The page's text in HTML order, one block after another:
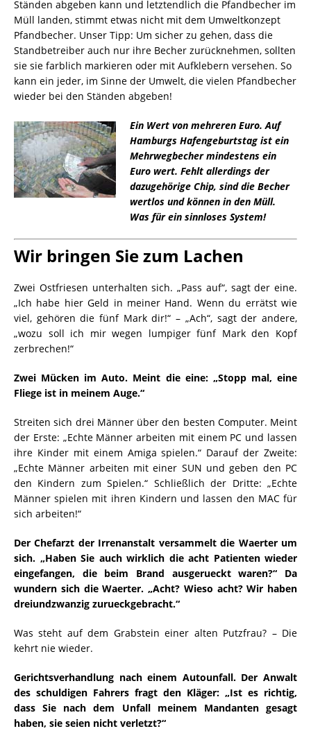
Ständen abgeben kann und letztendlich die Pfandbecher im
Müll landen, stimmt etwas nicht mit dem Umweltkonzept
Pfandbecher. Unser Tipp: Um sicher zu gehen, dass die
Standbetreiber auch nur ihre Becher zurücknehmen, sollten
sie sie farblich markieren oder mit Aufklebern versehen. So
kann ein jeder, im Sinne der Umwelt, die vielen Pfandbecher
wieder bei den Ständen abgeben!
Ein Wert von mehreren Euro. Auf
Hamburgs Hafengeburtstag ist ein
Mehrwegbecher mindestens ein
Euro wert. Fehlt allerdings der
dazugehörige Chip, sind die Becher
wertlos und können in den Müll.
Was für ein sinnloses System!
Wir bringen Sie zum Lachen
Zwei Ostfriesen unterhalten sich. „Pass auf“, sagt der eine.
„Ich habe hier Geld in meiner Hand. Wenn du errätst wie
viel, gehören die fünf Mark dir!“ – „Ach“, sagt der andere,
„wozu soll ich mir wegen lumpiger fünf Mark den Kopf
zerbrechen!“
Zwei Mücken im Auto. Meint die eine: „Stopp mal, eine
Fliege ist in meinem Auge.“
Streiten sich drei Männer über den besten Computer. Meint
der Erste: „Echte Männer arbeiten mit einem PC und lassen
ihre Kinder mit einem Amiga spielen.“ Darauf der Zweite:
„Echte Männer arbeiten mit einer SUN und geben den PC
den Kindern zum Spielen.“ Schließlich der Dritte: „Echte
Männer spielen mit ihren Kindern und lassen den MAC für
sich arbeiten!“
Der Chefarzt der Irrenanstalt versammelt die Waerter um
sich. „Haben Sie auch wirklich die acht Patienten wieder
eingefangen, die beim Brand ausgerueckt waren?“ Da
wundern sich die Waerter. „Acht? Wieso acht? Wir haben
dreiundzwanzig zurueckgebracht.“
Was steht auf dem Grabstein einer alten Putzfrau? – Die
kehrt nie wieder.
Gerichtsverhandlung nach einem Autounfall. Der Anwalt
des schuldigen Fahrers fragt den Kläger: „Ist es richtig,
dass Sie nach dem Unfall meinem Mandanten gesagt
haben, sie seien nicht verletzt?“